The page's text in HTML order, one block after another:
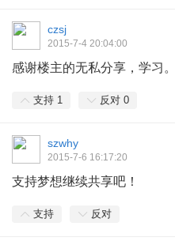
czsj
2015-7-4 20:04:00
感谢楼主的无私分享，学习。
支持 1 反对 0
szwhy
2015-7-6 16:17:20
支持梦想继续共享吧！
支持 反对